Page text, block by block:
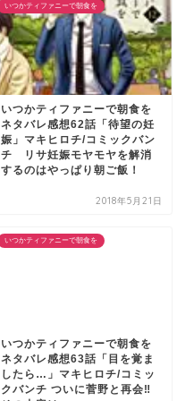
いつかティファニーで朝食を
いつかティファニーで朝食を
ネタバレ感想62話「待望の妊
娠」マキヒロチ/コミックバン
チ リサ妊娠モヤモヤを解消
するのはやっぱり朝ご飯！
2018年5月21日
いつかティファニーで朝食を
いつかティファニーで朝食を
ネタバレ感想63話「目を覚ま
したら…」マキヒロチ/コミッ
クバンチ ついに菅野と再会‼